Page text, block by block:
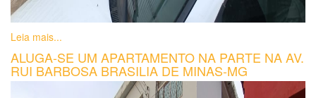
Leia mais...
ALUGA-SE UM APARTAMENTO NA PARTE NA AV.
RUI BARBOSA BRASILIA DE MINAS-MG